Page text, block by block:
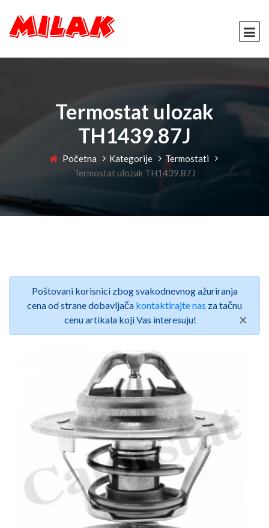
Termostat ulozak
TH1439.87J
Početna Kategorije
Termostati
Termostat ulozak TH1439.87J
Poštovani korisnici zbog svakodnevnog ažuriranja
cena od strane dobavljača kontaktirajte nas za tačnu
cenu artikala koji Vas interesuju!
×